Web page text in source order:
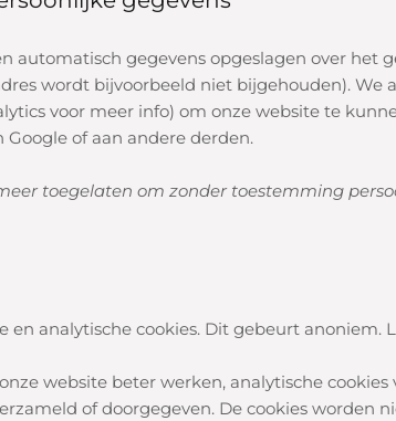
automatisch gegevens opgeslagen over het
wordt bijvoorbeeld niet bijgehouden). We
voor meer info) om onze website te
of aan andere derden.
toegelaten om zonder toestemming
analytische cookies. Dit gebeurt anoniem.
website beter werken, analytische
of doorgegeven. De cookies worden